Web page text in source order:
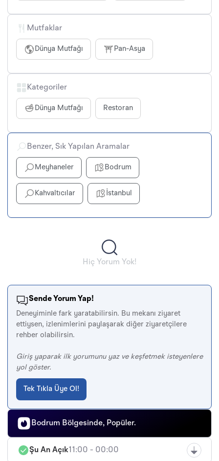
Mutfaklar
Dünya Mutfağı Pan-Asya
Kategoriler
Dünya Mutfağı Restoran
Benzer, Sık Yapılan Aramalar
Meyhaneler Bodrum
Kahvaltıcılar İstanbul
Hiç Yorum Yok!
Sende Yorum Yap!
Deneyiminle fark yaratabilirsin. Bu mekanı ziyaret
ettiysen, izlenimlerini paylaşarak diğer ziyaretçilere
rehber olabilirsin.
Giriş yaparak ilk yorumunu yaz ve keşfetmek isteyenlere
yol göster.
Tek Tıkla Üye Ol!
Bodrum Bölgesinde, Popüler.
Şu An Açık11:00 - 00:00